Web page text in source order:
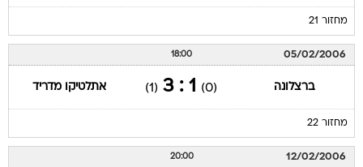
מחזור 21
05/02/2006
18:00
ברצלונה (0)
1 : 3
(1) אתלטיקו מדריד
מחזור 22
12/02/2006
20:00